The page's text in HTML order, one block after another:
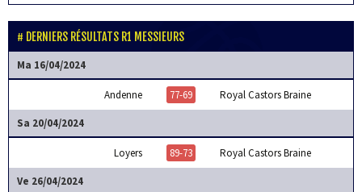
DERNIERS RÉSULTATS R1 MESSIEURS
Ma 16/04/2024
Andenne 77-69 Royal Castors Braine
Sa 20/04/2024
Loyers 89-73 Royal Castors Braine
Ve 26/04/2024